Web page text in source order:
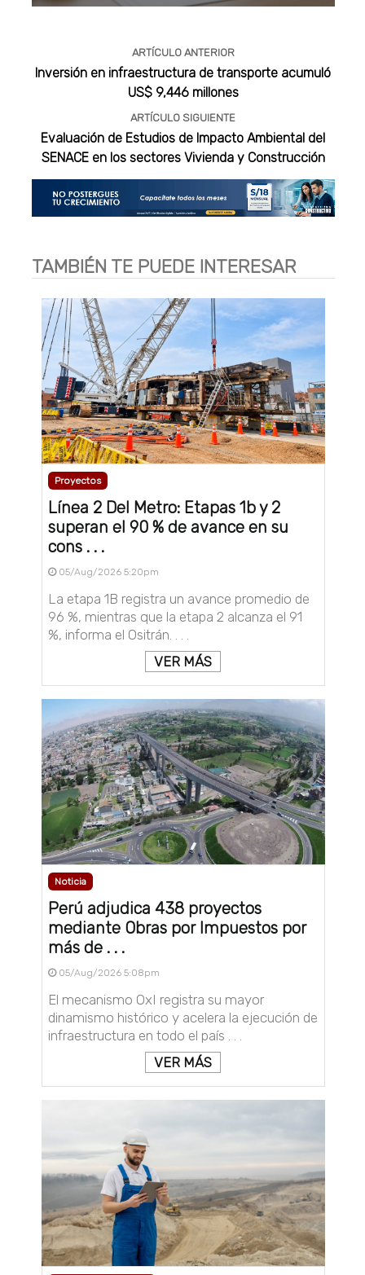
ARTÍCULO ANTERIOR
Inversión en infraestructura de transporte acumuló
US$ 9,446 millones
ARTÍCULO SIGUIENTE
Evaluación de Estudios de Impacto Ambiental del
SENACE en los sectores Vivienda y Construcción
TAMBIÉN TE PUEDE INTERESAR
Proyectos
Línea 2 Del Metro: Etapas 1b y 2
superan el 90 % de avance en su
cons . . .
05/Aug/2026 5:20pm
La etapa 1B registra un avance promedio de
96 %, mientras que la etapa 2 alcanza el 91
%, informa el Ositrán. . . .
VER MÁS
Noticia
Perú adjudica 438 proyectos
mediante Obras por Impuestos por
más de . . .
05/Aug/2026 5:08pm
El mecanismo OxI registra su mayor
dinamismo histórico y acelera la ejecución de
infraestructura en todo el país . . .
VER MÁS